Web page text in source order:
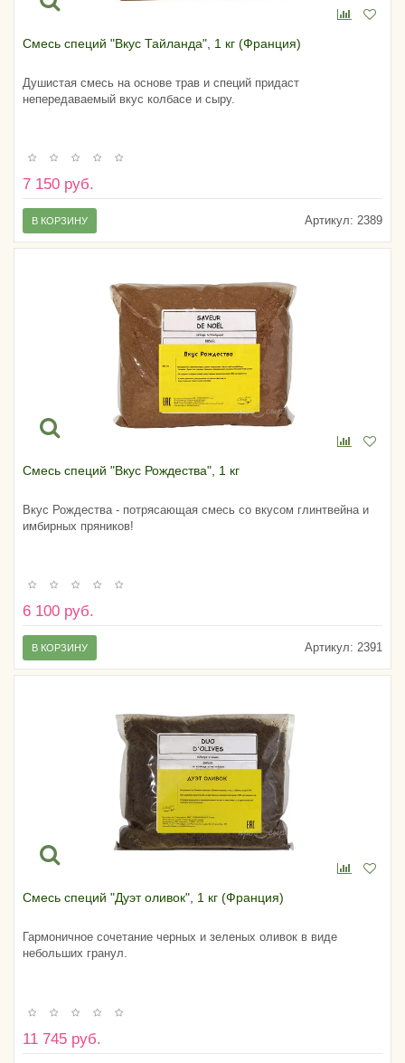
Смесь специй "Вкус Тайланда", 1 кг (Франция)
Душистая смесь на основе трав и специй придаст
непередаваемый вкус колбасе и сыру.
7 150 руб.
Артикул: 2389
В КОРЗИНУ
Смесь специй "Вкус Рождества", 1 кг
Вкус Рождества - потрясающая смесь со вкусом глинтвейна и
имбирных пряников!
6 100 руб.
Артикул: 2391
В КОРЗИНУ
Смесь специй "Дуэт оливок", 1 кг (Франция)
Гармоничное сочетание черных и зеленых оливок в виде
небольших гранул.
11 745 руб.